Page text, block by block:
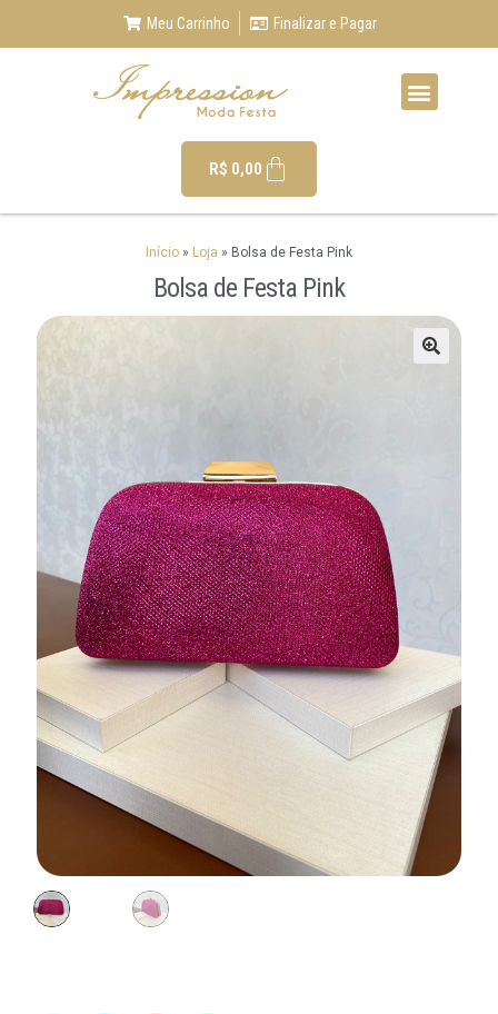
Meu Carrinho Finalizar e Pagar
R$ 0,00
Início » Loja » Bolsa de Festa Pink
Bolsa de Festa Pink